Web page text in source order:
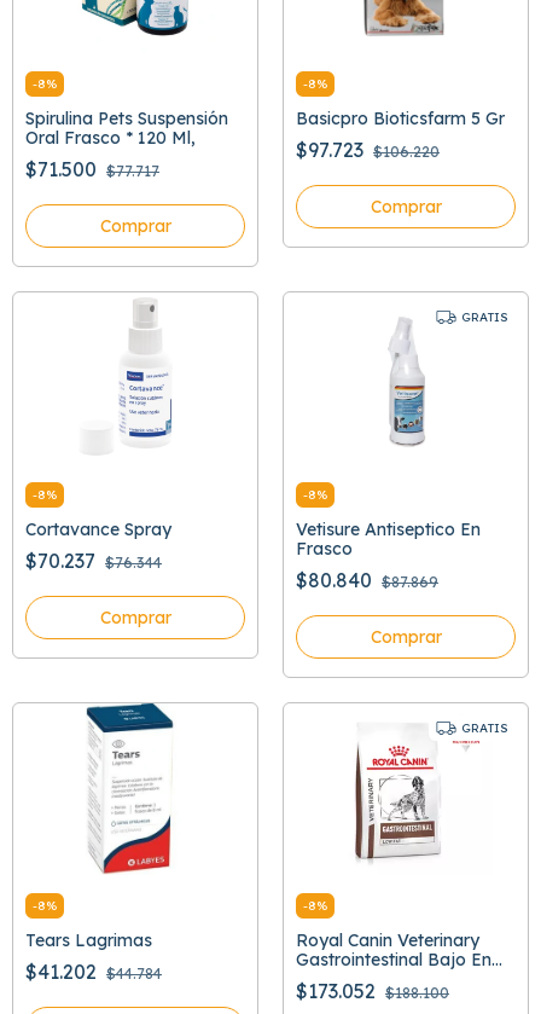
-8%
Spirulina Pets Suspensión
Oral Frasco * 120 Ml,
$71.500 $77.717
Comprar
-8%
Basicpro Bioticsfarm 5 Gr
$97.723 $106.220
Comprar
-8%
Cortavance Spray
$70.237 $76.344
Comprar
GRATIS
-8%
Vetisure Antiseptico En
Frasco
$80.840 $87.869
Comprar
-8%
Tears Lagrimas
$41.202 $44.784
GRATIS
-8%
Royal Canin Veterinary
Gastrointestinal Bajo En
Grasa
$173.052 $188.100